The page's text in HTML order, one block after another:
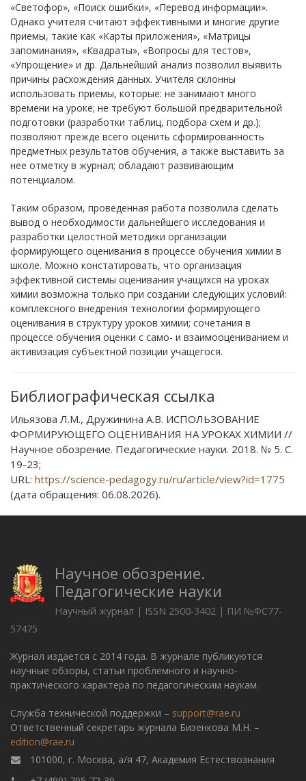
«Светофор», «Поиск ошибки», «Перевод информации».
Однако учителя считают эффективными и многие другие
приемы, такие как «Карты приложения», «Матрицы
запоминания», «Квадраты», «Вопросы для тестов»,
«Упрощение» и др. Дальнейший анализ позволил выявить
причины расхождения данных. Учителя склонны
использовать приемы, которые: не занимают много
времени на уроке; не требуют большой предварительной
подготовки (разработки таблиц, подбора схем и др.);
позволяют прежде всего оценить сформированность
предметных результатов обучения, а также выставить за
нее отметку в журнал; обладают развивающим
потенциалом.
Таким образом, проведенная работа позволила сделать
вывод о необходимости дальнейшего исследования и
разработки целостной методики организации
формирующего оценивания в процессе обучения химии в
школе. Можно констатировать, что организация
эффективной системы оценивания учащихся на уроках
химии возможна только при создании следующих условий:
комплексного внедрения технологии формирующего
оценивания в структуру уроков химии; сочетания в
процессе обучения оценки с само- и взаимооцениванием и
активизация субъектной позиции учащегося.
Библиографическая ссылка
Ильязова Л.М., Дружинина А.В. ИСПОЛЬЗОВАНИЕ
ФОРМИРУЮЩЕГО ОЦЕНИВАНИЯ НА УРОКАХ ХИМИИ //
Научное обозрение. Педагогические науки. 2018. № 5. С.
19-23;
URL: https://science-pedagogy.ru/ru/article/view?id=1775
(дата обращения: 06.08.2026).
Научное обозрение.
Педагогические науки
Научный журнал | ISSN 2500-3402 | ПИ №ФС77-
57475
Журнал издается с 2014 года. В журнале публикуются
научные обзоры, статьи проблемного и научно-
практического характера по педагогическим наукам.
Служба технической поддержки – support@rae.ru
Ответственный секретарь журнала Бизенкова М.Н. –
edition@rae.ru
101000, г. Москва, а/я 47, Академия Естествознания